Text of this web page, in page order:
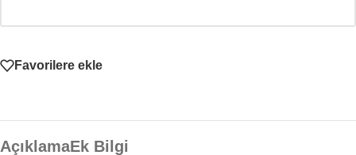
Favorilere ekle
AçıklamaEk Bilgi